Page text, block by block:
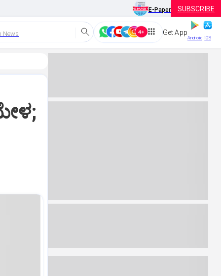
E-Paper SUBSCRIBE
News Get App
Android iOS